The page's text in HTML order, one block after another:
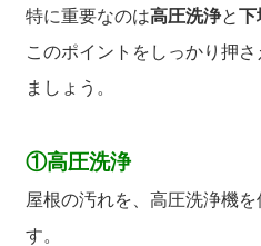
特に重要なのは高圧洗浄と下
このポイントをしっかり押
ましょう。
①高圧洗浄
屋根の汚れを、高圧洗浄機
す。